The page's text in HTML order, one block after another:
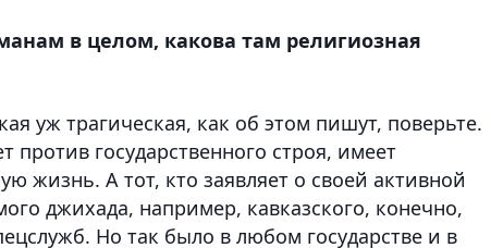
в целом, какова там религиозная
уж трагическая, как об этом пишут, поверьте.
против государственного строя, имеет
жизнь. А тот, кто заявляет о своей активной
джихада, например, кавказского, конечно,
Но так было в любом государстве и в